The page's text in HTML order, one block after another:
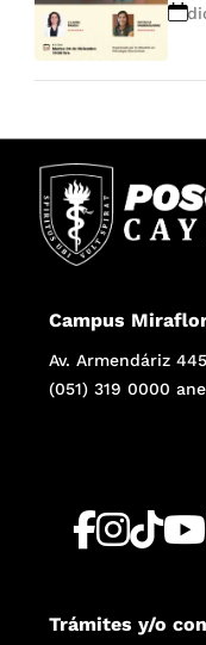
Campus
Av. Armendáriz
(051) 319 0000
Trámites y/o